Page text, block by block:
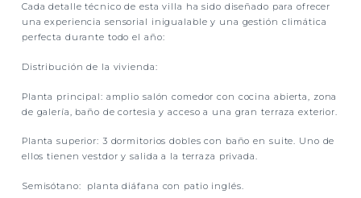
Cada detalle técnico de esta villa ha sido diseñado para ofrecer
una experiencia sensorial inigualable y una gestión climática
perfecta durante todo el año:
Distribución de la vivienda:
Planta principal: amplio salón comedor con cocina abierta, zona
de galería, baño de cortesia y acceso a una gran terraza exterior.
Planta superior: 3 dormitorios dobles con baño en suite. Uno de
ellos tienen vestdor y salida a la terraza privada.
Semisótano: planta diáfana con patio inglés.